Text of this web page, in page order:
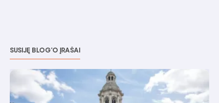
SUSIJĘ BLOG'O ĮRAŠAI